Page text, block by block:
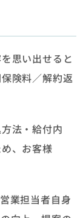
思い出せると
険料／解約返
法・給付内
、お客様
業担当者自身